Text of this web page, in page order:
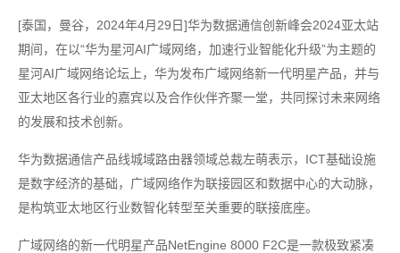
[泰国，曼谷，2024年4月29日]华为数据通信创新峰会2024亚太站
期间，在以“华为星河AI广域网络，加速行业智能化升级”为主题的
星河AI广域网络论坛上，华为发布广域网络新一代明星产品，并与
亚太地区各行业的嘉宾以及合作伙伴齐聚一堂，共同探讨未来网络
的发展和技术创新。
华为数据通信产品线城域路由器领域总裁左萌表示，ICT基础设施
是数字经济的基础，广域网络作为联接园区和数据中心的大动脉，
是构筑亚太地区行业数智化转型至关重要的联接底座。
广域网络的新一代明星产品NetEngine 8000 F2C是一款极致紧凑